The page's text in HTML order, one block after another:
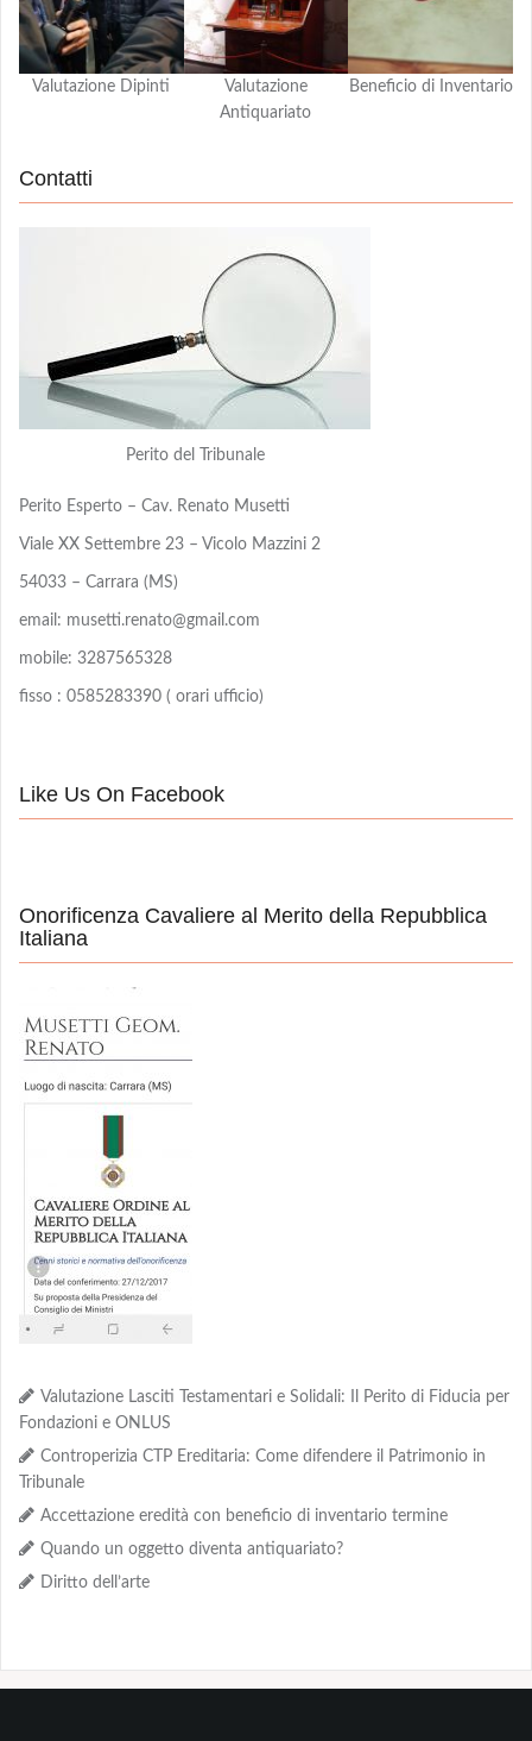
Valutazione Dipinti
Valutazione
Antiquariato
Beneficio di Inventario
Contatti
Perito del Tribunale
Perito Esperto – Cav. Renato Musetti
Viale XX Settembre 23 – Vicolo Mazzini 2
54033 – Carrara (MS)
email: musetti.renato@gmail.com
mobile: 3287565328
fisso : 0585283390 ( orari ufficio)
Like Us On Facebook
Onorificenza Cavaliere al Merito della Repubblica
Italiana
Valutazione Lasciti Testamentari e Solidali: Il Perito di Fiducia per
Fondazioni e ONLUS
Controperizia CTP Ereditaria: Come difendere il Patrimonio in
Tribunale
Accettazione eredità con beneficio di inventario termine
Quando un oggetto diventa antiquariato?
Diritto dell’arte